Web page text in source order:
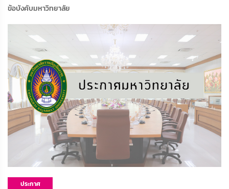
ข้อบังคับมหาวิทยาลัย
ประกาศ